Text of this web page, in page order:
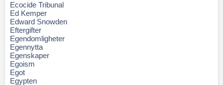
Ecocide Tribunal
Ed Kemper
Edward Snowden
Eftergifter
Egendomligheter
Egennytta
Egenskaper
Egoism
Egot
Egypten